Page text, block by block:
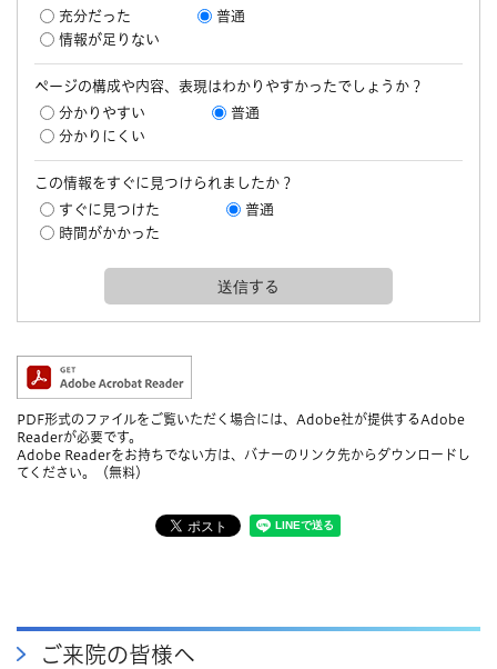
充分だった
普通
情報が足りない
ページの構成や内容、表現はわかりやすかったでしょうか？
分かりやすい
普通
分かりにくい
この情報をすぐに見つけられましたか？
すぐに見つけた
普通
時間がかかった
PDF形式のファイルをご覧いただく場合には、Adobe社が提供するAdobe
Readerが必要です。
Adobe Readerをお持ちでない方は、バナーのリンク先からダウンロードし
てください。（無料）
ご来院の皆様へ